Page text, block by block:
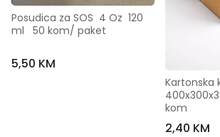
Posudica za SOS  4 Oz  120
ml   50 kom/ paket
5,50 KM
Kartonska
kom
2,40 KM